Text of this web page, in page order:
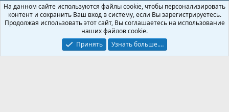
Russian (RU)
Обратная связь
Условия и правила
Политика конфиденциальности
Помощь
Community platform by XenForo ® © 2010-2026 XenForo Ltd.
На данном сайте используются файлы cookie, чтобы персонализировать
контент и сохранить Ваш вход в систему, если Вы зарегистрируетесь.
Продолжая использовать этот сайт, Вы соглашаетесь на использование
наших файлов cookie.
Принять
Узнать больше.…